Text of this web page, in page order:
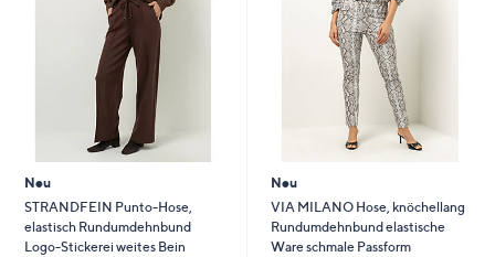
Neu
STRANDFEIN Punto-Hose,
elastisch Rundumdehnbund
Logo-Stickerei weites Bein
Neu
VIA MILANO Hose, knöchellang
Rundumdehnbund elastische
Ware schmale Passform